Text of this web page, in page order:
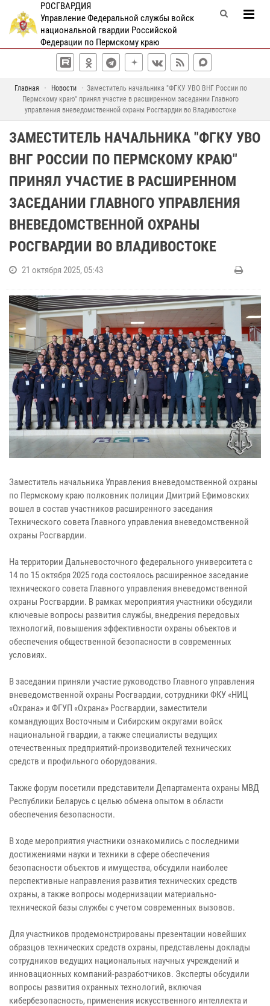
РОСГВАРДИЯ
Управление Федеральной службы войск
национальной гвардии Российской
Федерации по Пермскому краю
Главная Новости
Заместитель начальника "ФГКУ УВО ВНГ России по
Пермскому краю" принял участие в расширенном заседании Главного
управления вневедомственной охраны Росгвардии во Владивостоке
ЗАМЕСТИТЕЛЬ НАЧАЛЬНИКА "ФГКУ УВО
ВНГ РОССИИ ПО ПЕРМСКОМУ КРАЮ"
ПРИНЯЛ УЧАСТИЕ В РАСШИРЕННОМ
ЗАСЕДАНИИ ГЛАВНОГО УПРАВЛЕНИЯ
ВНЕВЕДОМСТВЕННОЙ ОХРАНЫ
РОСГВАРДИИ ВО ВЛАДИВОСТОКЕ
21 октября 2025, 05:43
Заместитель начальника Управления вневедомственной охраны
по Пермскому краю полковник полиции Дмитрий Ефимовских
вошел в состав участников расширенного заседания
Технического совета Главного управления вневедомственной
охраны Росгвардии.
На территории Дальневосточного федерального университета с
14 по 15 октября 2025 года состоялось расширенное заседание
технического совета Главного управления вневедомственной
охраны Росгвардии. В рамках мероприятия участники обсудили
ключевые вопросы развития службы, внедрения передовых
технологий, повышения эффективности охраны объектов и
обеспечения общественной безопасности в современных
условиях.
В заседании приняли участие руководство Главного управления
вневедомственной охраны Росгвардии, сотрудники ФКУ «НИЦ
«Охрана» и ФГУП «Охрана» Росгвардии, заместители
командующих Восточным и Сибирским округами войск
национальной гвардии, а также специалисты ведущих
отечественных предприятий-производителей технических
средств и профильного оборудования.
Также форум посетили представители Департамента охраны МВД
Республики Беларусь с целью обмена опытом в области
обеспечения безопасности.
В ходе мероприятия участники ознакомились с последними
достижениями науки и техники в сфере обеспечения
безопасности объектов и имущества, обсудили наиболее
перспективные направления развития технических средств
охраны, а также вопросы модернизации материально-
технической базы службы с учетом современных вызовов.
Для участников продемонстрированы презентации новейших
образцов технических средств охраны, представлены доклады
сотрудников ведущих национальных научных учреждений и
инновационных компаний-разработчиков. Эксперты обсудили
вопросы развития охранных технологий, включая
кибербезопасность, применения искусственного интеллекта и